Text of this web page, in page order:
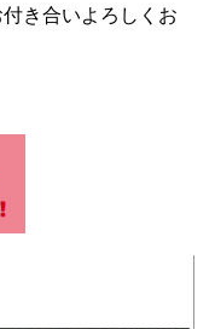
き合いよろしくお